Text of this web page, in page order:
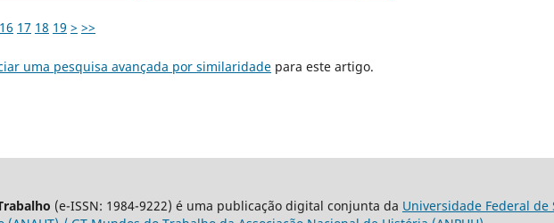
16 17 18 19 > >>
uma pesquisa avançada por similaridade para este artigo.
(e-ISSN: 1984-9222) é uma publicação digital conjunta da Universidade Federal de